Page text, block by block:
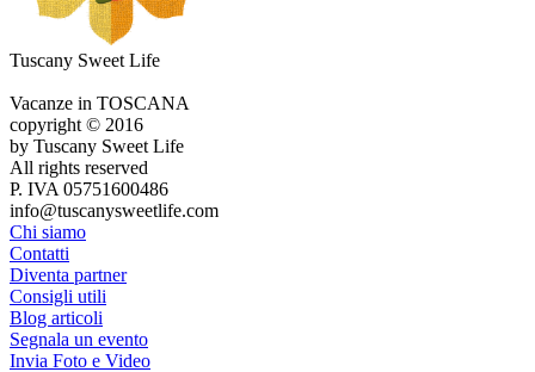
Tuscany Sweet Life
Vacanze in TOSCANA
copyright © 2016
by Tuscany Sweet Life
All rights reserved
P. IVA 05751600486
info@tuscanysweetlife.com
Chi siamo
Contatti
Diventa partner
Consigli utili
Blog articoli
Segnala un evento
Invia Foto e Video